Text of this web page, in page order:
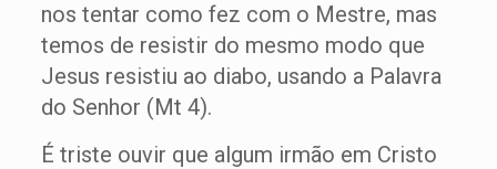
nos tentar como fez com o Mestre, mas
temos de resistir do mesmo modo que
Jesus resistiu ao diabo, usando a Palavra
do Senhor (Mt 4).
É triste ouvir que algum irmão em Cristo